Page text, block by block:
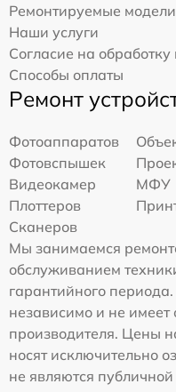
Ремонтируемые модели
Наши услуги
Согласие на
Способы оплаты
Ремонт
Фотоаппаратов
Фотовспышек
Видеокамер
МФУ
Плоттеров
Сканеров
Мы занимаемся
обслуживанием
гарантийного
независимо и не
производителя. Цены
носят исключительно
не являются